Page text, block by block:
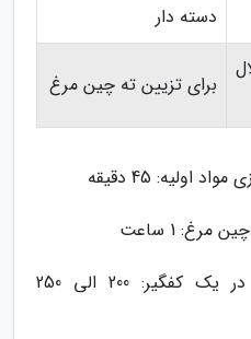
دسته دار
برای تزیین ته چین مرغ
45 دقیقه
1 ساعت
مقدار کالری ته چین مرغ در یک کفگیر: 200 الی 250